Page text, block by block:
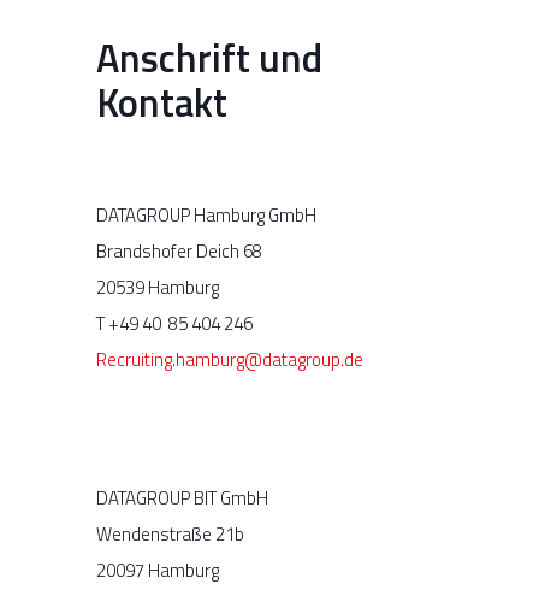
Anschrift und
Kontakt
DATAGROUP Hamburg GmbH
Brandshofer Deich 68
20539 Hamburg
T +49 40 85 404 246
Recruiting.hamburg@datagroup.de
DATAGROUP BIT GmbH
Wendenstraße 21b
20097 Hamburg